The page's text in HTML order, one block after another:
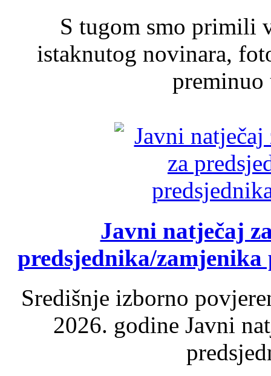
S tugom smo primili
istaknutog novinara,
Javni natječaj
predsjednika/
Središnje izborno
2026. godine Javni